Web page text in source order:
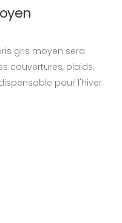
gris moyen sera
couvertures, plaids,
pour l'hiver.